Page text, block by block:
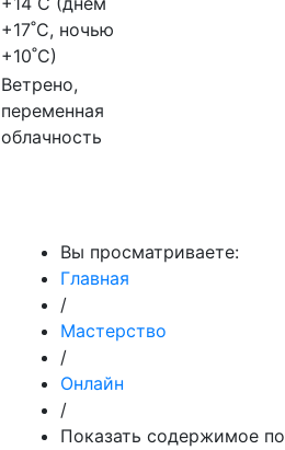
+17˚C, ночью
+10˚C)
Ветрено,
переменная
облачность
Вы просматриваете:
Главная
/
Мастерство
/
Онлайн
/
Показать содержимое по